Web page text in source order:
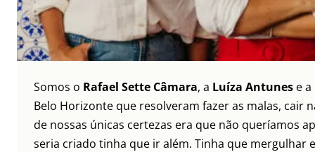
Somos o Rafael Sette Câmara, a Luíza Antunes e a
Belo Horizonte que resolveram fazer as malas, cair
de nossas únicas certezas era que não queríamos
seria criado tinha que ir além. Tinha que mergulhar